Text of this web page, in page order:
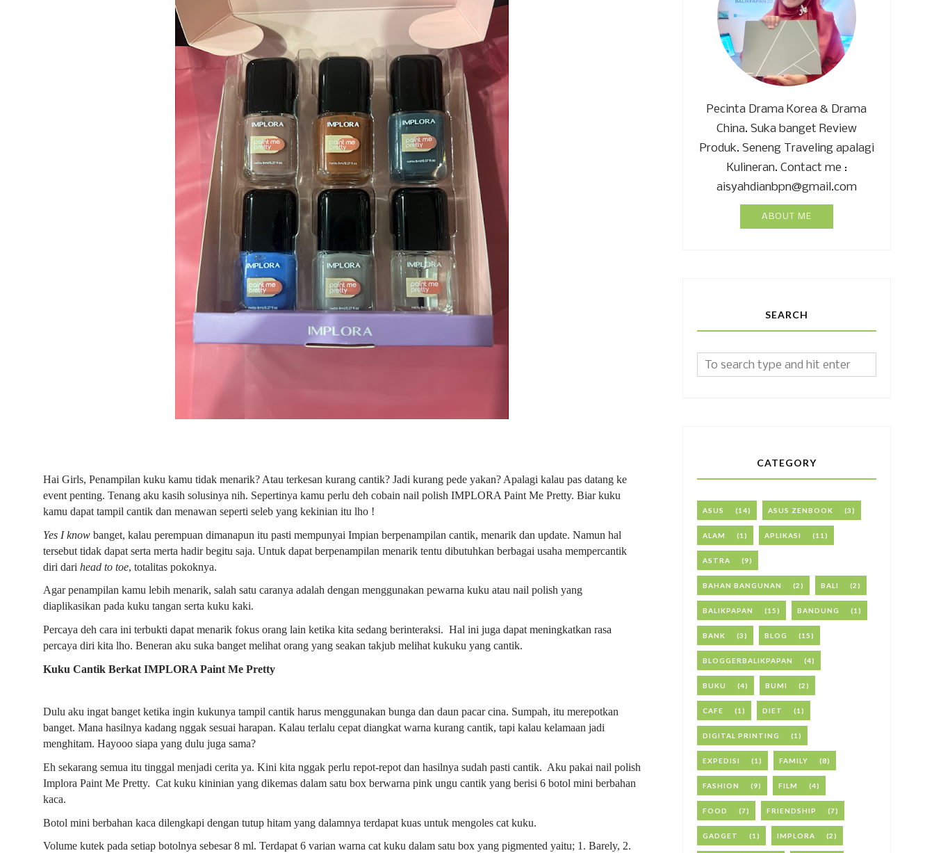
Hai Girls, Penampilan kuku kamu tidak menarik? Atau terkesan kurang cantik? Jadi kurang pede yakan? Apalagi kalau pas datang ke
event penting. Tenang aku kasih solusinya nih. Sepertinya kamu perlu deh cobain nail polish IMPLORA Paint Me Pretty. Biar kuku
kamu dapat tampil cantik dan menawan seperti seleb yang kekinian itu lho !
Yes I know banget, kalau perempuan dimanapun itu pasti mempunyai Impian berpenampilan cantik, menarik dan update. Namun hal
tersebut tidak dapat serta merta hadir begitu saja. Untuk dapat berpenampilan menarik tentu dibutuhkan berbagai usaha mempercantik
diri dari head to toe, totalitas pokoknya.
Agar penampilan kamu lebih menarik, salah satu caranya adalah dengan menggunakan pewarna kuku atau nail polish yang
diaplikasikan pada kuku tangan serta kuku kaki.
Percaya deh cara ini terbukti dapat menarik fokus orang lain ketika kita sedang berinteraksi. Hal ini juga dapat meningkatkan rasa
percaya diri kita lho. Beneran aku suka banget melihat orang yang seakan takjub melihat kukuku yang cantik.
Kuku Cantik Berkat IMPLORA Paint Me Pretty
Dulu aku ingat banget ketika ingin kukunya tampil cantik harus menggunakan bunga dan daun pacar cina. Sumpah, itu merepotkan
banget. Mana hasilnya kadang nggak sesuai harapan. Kalau terlalu cepat diangkat warna kurang cantik, tapi kalau kelamaan jadi
menghitam. Hayooo siapa yang dulu juga sama?
Eh sekarang semua itu tinggal menjadi cerita ya. Kini kita nggak perlu repot-repot dan hasilnya sudah pasti cantik. Aku pakai nail polish
Implora Paint Me Pretty. Cat kuku kininian yang dikemas dalam satu box berwarna pink ungu cantik yang berisi 6 botol mini berbahan
kaca.
Botol mini berbahan kaca dilengkapi dengan tutup hitam yang dalamnya terdapat kuas untuk mengoles cat kuku.
Volume kutek pada setiap botolnya sebesar 8 ml. Terdapat 6 varian warna cat kuku dalam satu box yang pigmented yaitu; 1. Barely, 2.
Pecinta Drama Korea & Drama
China. Suka banget Review
Produk. Seneng Traveling apalagi
Kulineran. Contact me :
aisyahdianbpn@gmail.com
ABOUT ME
SEARCH
CATEGORY
ASUS (14) ASUS ZENBOOK (3)
ALAM (1) APLIKASI (11)
ASTRA (9)
BAHAN BANGUNAN (2) BALI (2)
BALIKPAPAN (15) BANDUNG (1)
BANK (3) BLOG (15)
BLOGGERBALIKPAPAN (4)
BUKU (4) BUMI (2)
CAFE (1) DIET (1)
DIGITAL PRINTING (1)
EXPEDISI (1) FAMILY (8)
FASHION (9) FILM (4)
FOOD (7) FRIENDSHIP (7)
GADGET (1) IMPLORA (2)